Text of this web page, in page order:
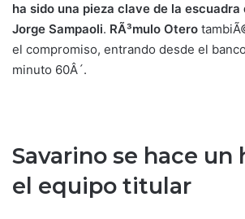
ha sido una pieza clave de la
Jorge Sampaoli. RÃ³mulo Otero
el compromiso, entrando desde el
minuto 60Â´.
Savarino se hace un
el equipo titular